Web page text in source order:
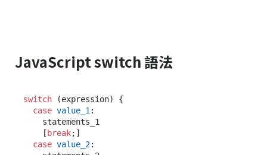
JavaScript switch 語法
switch (expression) {
case value_1 :
    [
break;]
case value_2: